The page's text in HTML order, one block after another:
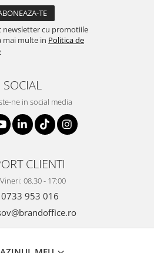
newsletter cu promotiile
mai multe in Politica de
SOCIAL
ne in social media
CLIENTI
08.30 - 17:00
0733 953 016